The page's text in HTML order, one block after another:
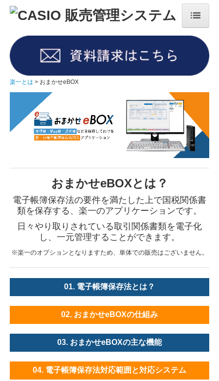
楽一とは
楽一の歴史
楽一 専用機モデル
資料請求・お問合せ
各種業務アプリケーション
ご導入事例
産業廃棄物処理業のお客様
建設業のお客様
製造加工業のお客様
卸売業のお客様
IT導入補助金情報
楽一とは おまかせeBOX
おまかせeBOXとは？
電子帳簿保存法の要件を満たした上で国税関係書
類を保存する、楽一のアプリケーションです。
日々やり取りされている取引関係書類を電子化
し、一元管理することができます。
※楽一のオプションとなりますため、単体での販売はございません。
01. 電子帳簿保存法とは？
02. おまかせeBOXの仕組み
03. おまかせeBOXの主な機能
04. 電子帳簿保存法対応範囲と対応システム